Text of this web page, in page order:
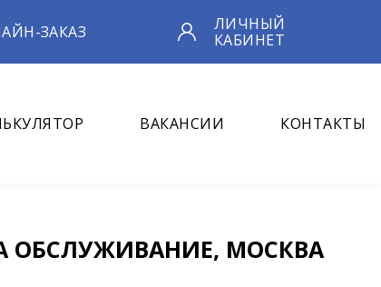
ЗАКАЗ
ЛИЧНЫЙ
КАБИНЕТ
ВАКАНСИИ КОНТАКТЫ
ОБСЛУЖИВАНИЕ, МОСКВА